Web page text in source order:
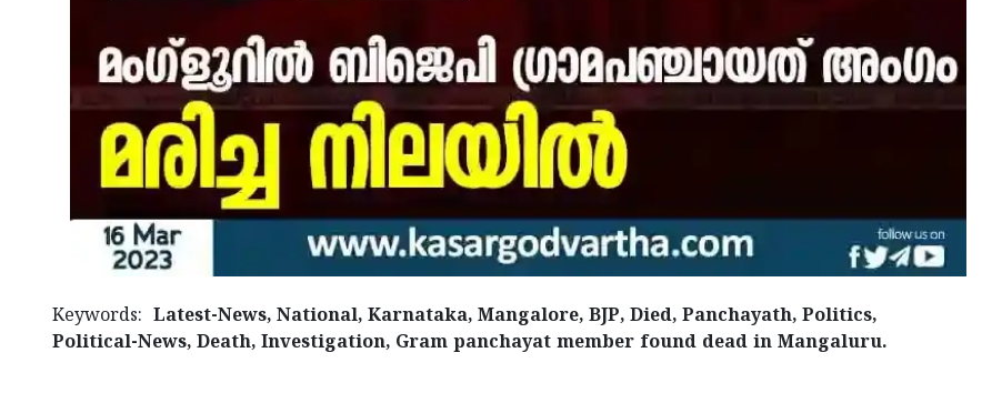
Keywords: Latest-News, National, Karnataka, Mangalore, BJP, Died, Panchayath, Politics,
Political-News, Death, Investigation, Gram panchayat member found dead in Mangaluru.